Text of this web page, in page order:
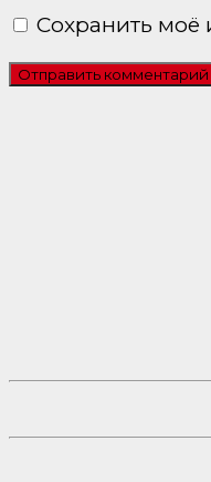
Сохранить моё